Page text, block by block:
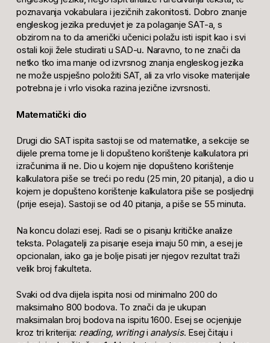
poznavanja vokabulara i jezičnih zakonitosti. Dobro znanje
engleskog jezika preduvjet je za polaganje SAT-a, s
obzirom na to da američki učenici polažu isti ispit kao i svi
ostali koji žele studirati u SAD-u. Naravno, to ne znači da
netko tko ima manje od izvrsnog znanja engleskog jezika
ne može uspješno položiti SAT, ali za vrlo visoke materijale
potrebna je i vrlo visoka razina jezične izvrsnosti.
Matematički dio
Drugi dio SAT ispita sastoji se od matematike, a sekcije se
dijele prema tome je li dopušteno korištenje kalkulatora pri
izračunima ili ne. Dio u kojem nije dopušteno korištenje
kalkulatora piše se treći po redu (25 min, 20 pitanja), a dio u
kojem je dopušteno korištenje kalkulatora piše se posljednji
(prije eseja). Sastoji se od 40 pitanja, a piše se 55 minuta.
Na koncu dolazi esej. Radi se o pisanju kritičke analize
teksta. Polagatelji za pisanje eseja imaju 50 min, a esej je
opcionalan, iako ga je bolje pisati jer njegov rezultat traži
velik broj fakulteta.
Svaki od dva dijela ispita nosi od minimalno 200 do
maksimalno 800 bodova. To znači da je ukupan
maksimalan broj bodova na ispitu 1600. Esej se ocjenjuje
kroz tri kriterija: reading, writingi analysis. Esej čitaju i